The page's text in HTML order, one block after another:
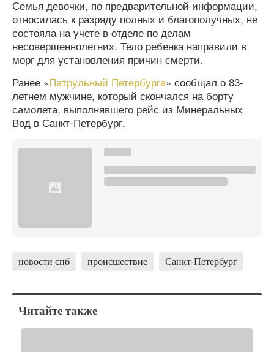
Семья девочки, по предварительной информации,
относилась к разряду полных и благополучных, не
состояла на учете в отделе по делам
несовершеннолетних. Тело ребенка направили в
морг для установления причин смерти.
Ранее «Патрульный Петербурга» сообщал о 83-
летнем мужчине, который скончался на борту
самолета, выполнявшего рейс из Минеральных
Вод в Санкт-Петербург.
новости спб происшествие Санкт-Петербург
Читайте также